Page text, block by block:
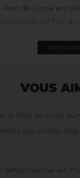
Pain de Sucre en
ensuite sur Foz
vous initiera
LIRE LA
VOUS
le Pain de sucre
aux chutes
amazonienne en